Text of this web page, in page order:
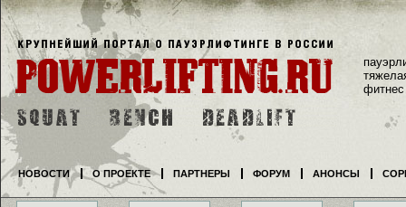
фитнес
НОВОСТИ О ПРОЕКТЕ ПАРТНЕРЫ ФОРУМ АНОНСЫ